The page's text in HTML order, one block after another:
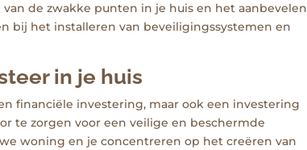
de zwakke punten in je huis en het aanbevelen
bij het installeren van beveiligingssystemen en
in je huis
financiële investering, maar ook een investering
te zorgen voor een veilige en beschermde
woning en je concentreren op het creëren van